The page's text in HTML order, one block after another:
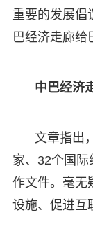
重要的发展倡
巴经济走廊给
中巴经济
文章指出
家、32个国际
作文件。毫无
设施、促进互